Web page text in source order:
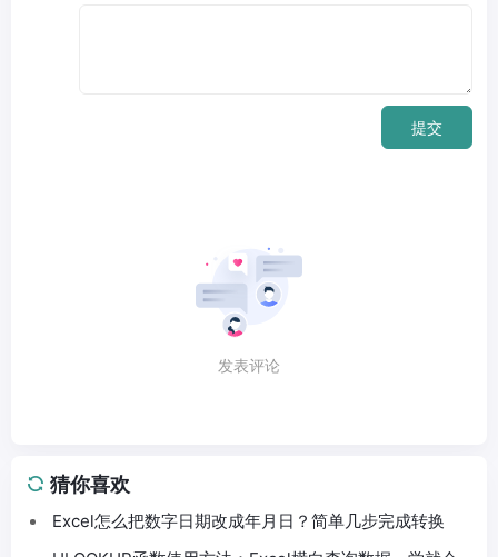
提交
发表评论
猜你喜欢
Excel怎么把数字日期改成年月日？简单几步完成转换